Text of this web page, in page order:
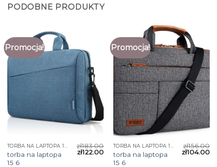
PODOBNE PRODUKTY
Promocja!
TORBA NA LAPTOPA 15 6
torba na laptopa
15 6
zł183.00
zł122.00
Promocja!
TORBA NA LAPTOPA 15 6
torba na laptopa
15 6
zł156.00
zł104.00